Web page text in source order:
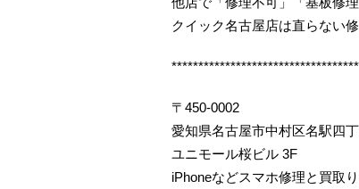
クイック名古屋店は直らない
〒450-0002
愛知県名古屋市中村区名駅四
ユニモール桜ビル 3F
iPhoneなどスマホ修理と買取